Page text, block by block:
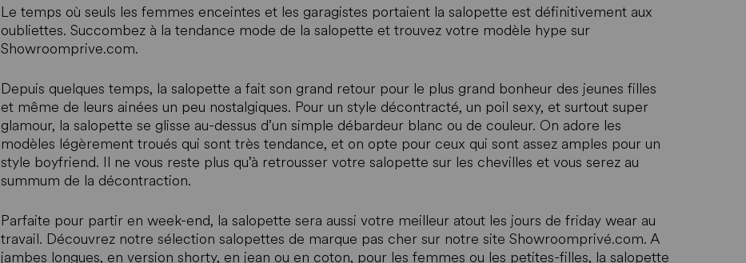
Le temps où seuls les femmes enceintes et les garagistes portaient la salopette est définitivement aux
oubliettes. Succombez à la tendance mode de la salopette et trouvez votre modèle hype sur
Showroomprive.com.
Depuis quelques temps, la salopette a fait son grand retour pour le plus grand bonheur des jeunes filles
et même de leurs ainées un peu nostalgiques. Pour un style décontracté, un poil sexy, et surtout super
glamour, la salopette se glisse au-dessus d’un simple débardeur blanc ou de couleur. On adore les
modèles légèrement troués qui sont très tendance, et on opte pour ceux qui sont assez amples pour un
style boyfriend. Il ne vous reste plus qu’à retrousser votre salopette sur les chevilles et vous serez au
summum de la décontraction.
Parfaite pour partir en week-end, la salopette sera aussi votre meilleur atout les jours de friday wear au
travail. Découvrez notre sélection salopettes de marque pas cher sur notre site Showroomprivé.com. A
jambes longues, en version shorty, en jean ou en coton, pour les femmes ou les petites-filles, la salopette